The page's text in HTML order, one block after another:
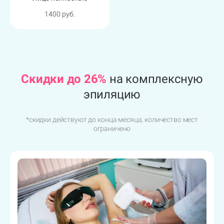
1400 руб.
2100 руб.
Cкидки до 26% на комплексную
эпиляцию
*скидки действуют до конца месяца, количество мест
ограничено